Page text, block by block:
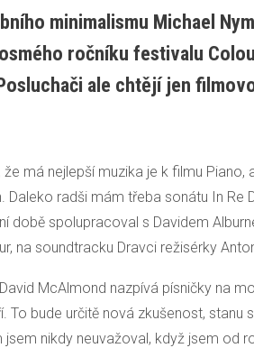
minimalismu Michael
ročníku festivalu
ale chtějí jen
že má nejlepší muzika je k filmu Piano,
Daleko radši mám třeba sonátu In Re
době spolupracoval s Davidem
na soundtracku Dravci režisérky
McAlmond nazpívá písničky na
To bude určitě nová zkušenost, stanu
jsem nikdy neuvažoval, když jsem od